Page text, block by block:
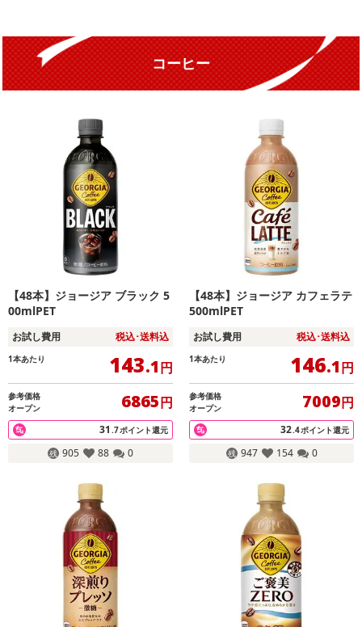
コーヒー
【48本】ジョージア ブラック 5
00mlPET
お試し費用 税込･送料込
1本あたり 143.1円
参考価格
オープン
6865円
31 .7ポイント還元
905 88 0
【48本】ジョージア カフェラテ
500mlPET
お試し費用 税込･送料込
1本あたり 146.1円
参考価格
オープン
7009円
32.4ポイント還元
947 154 0